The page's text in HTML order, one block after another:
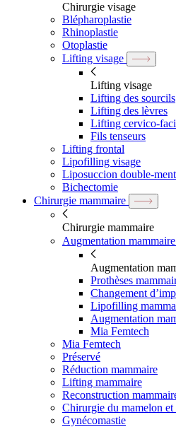
Chirurgie visage
Blépharoplastie
Rhinoplastie
Otoplastie
Lifting visage
Lifting visage
Lifting des sourcils
Lifting des lèvres
Lifting cervico-
Fils tenseurs
Lifting frontal
Lipofilling visage
Liposuccion double-
Bichectomie
Chirurgie mammaire
Chirurgie mammaire
Augmentation mammaire
Augmentation
Prothèses
Changement
Lipofilling
Augmentation
Mia Femtech
Mia Femtech
Préservé
Réduction mammaire
Lifting mammaire
Reconstruction
Chirurgie du mamelon et
Gynécomastie